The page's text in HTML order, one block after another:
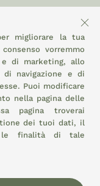
migliorare la tua
vorremmo
di marketing, allo
di navigazione e di
Puoi modificare
nella pagina delle
pagina troverai
dei tuoi dati, il
le finalità di tale